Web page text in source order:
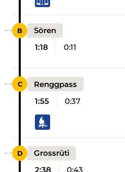
Sören
1:18
0:11
Renggpass
1:55
0:37
Grossrüti
2:38
0:43